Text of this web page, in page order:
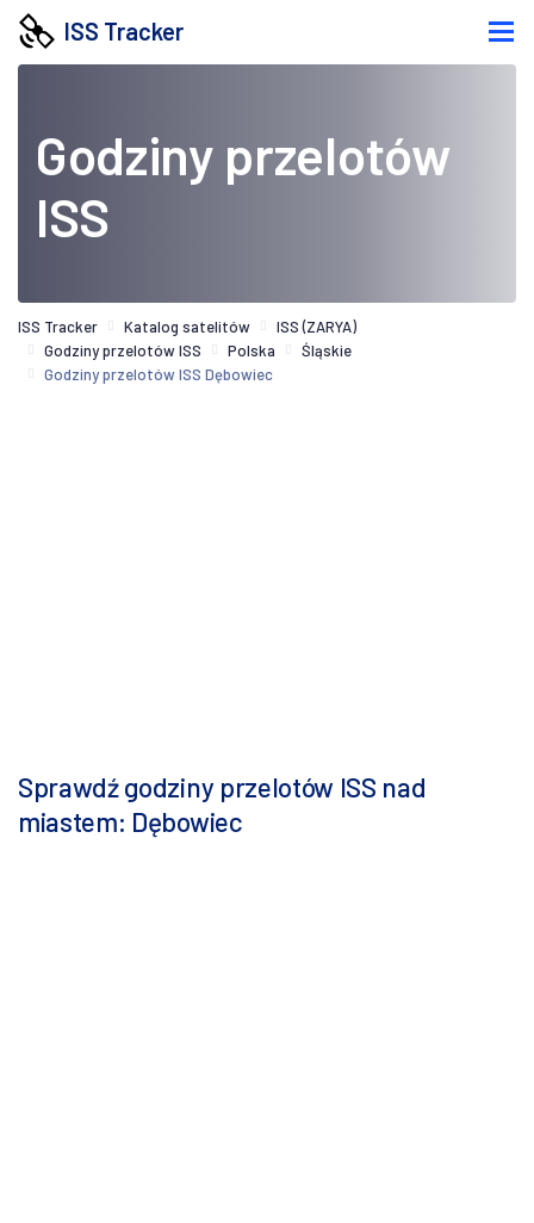
ISS Tracker
Godziny przelotów
ISS
ISS Tracker Katalog satelitów
ISS (ZARYA)
Godziny przelotów ISS
Polska
Śląskie
Godziny przelotów ISS Dębowiec
Sprawdź godziny przelotów ISS nad
miastem: Dębowiec